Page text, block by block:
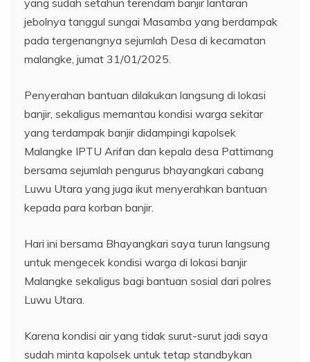
jebolnya tanggul sungai Masamba yang berdampak
pada tergenangnya sejumlah Desa di kecamatan
malangke, jumat 31/01/2025.
Penyerahan bantuan dilakukan langsung di lokasi
banjir, sekaligus memantau kondisi warga sekitar
yang terdampak banjir didampingi kapolsek
Malangke IPTU Arifan dan kepala desa Pattimang
bersama sejumlah pengurus bhayangkari cabang
Luwu Utara yang juga ikut menyerahkan bantuan
kepada para korban banjir.
Hari ini bersama Bhayangkari saya turun langsung
untuk mengecek kondisi warga di lokasi banjir
Malangke sekaligus bagi bantuan sosial dari polres
Luwu Utara.
Karena kondisi air yang tidak surut-surut jadi saya
sudah minta kapolsek untuk tetap standbykan